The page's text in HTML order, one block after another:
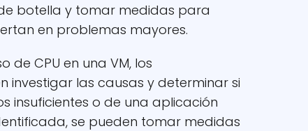
botella y tomar medidas para
en problemas mayores.
de CPU en una VM, los
investigar las causas y determinar si
insuficientes o de una aplicación
se pueden tomar medidas